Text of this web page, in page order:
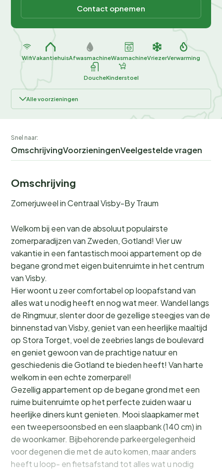
Contact opnemen
WifiVakantiehuisAfwasmachineWasmachineVriezerVerwarming
DoucheKinderstoel
Alle voorzieningen
Snel naar:
OmschrijvingVoorzieningenVeelgestelde vragen
Omschrijving
Zomerjuweel in Centraal Visby-By Traum
Welkom bij een van de absoluut populairste
zomerparadijzen van Zweden, Gotland! Vier uw
vakantie in een fantastisch mooi appartement op de
begane grond met eigen buitenruimte in het centrum
van Visby.
Hier woont u zeer comfortabel op loopafstand van
alles wat u nodig heeft en nog wat meer. Wandel langs
de Ringmuur, slenter door de gezellige steegjes van de
binnenstad van Visby, geniet van een heerlijke maaltijd
op Stora Torget, voel de zeebries langs de boulevard
en geniet gewoon van de prachtige natuur en
geschiedenis die Gotland te bieden heeft! Van harte
welkom in een echte zomerparel!
Gezellig appartement op de begane grond met een
ruime buitenruimte op het perfecte zuiden waar u
heerlijke diners kunt genieten. Mooi slaapkamer met
een tweepersoonsbed en een slaapbank (140 cm) in
de woonkamer. Bijbehorende parkeergelegenheid
voor degenen die met de auto komen, maar anders
heeft u loop- en fietsafstand tot alles wat u nodig